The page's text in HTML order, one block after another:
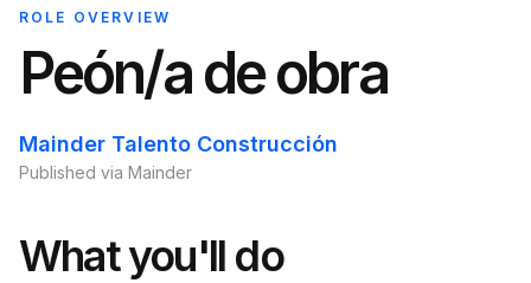
ROLE OVERVIEW
Peón/a de obra
Mainder Talento Construcción
Published via Mainder
What you'll do